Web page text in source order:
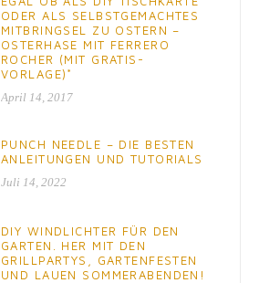
ODER ALS SELBSTGEMACHTES
MITBRINGSEL ZU OSTERN –
OSTERHASE MIT FERRERO
ROCHER (MIT GRATIS-
VORLAGE)*
April 14, 2017
PUNCH NEEDLE – DIE BESTEN
ANLEITUNGEN UND TUTORIALS
Juli 14, 2022
DIY WINDLICHTER FÜR DEN
GARTEN. HER MIT DEN
GRILLPARTYS, GARTENFESTEN
UND LAUEN SOMMERABENDEN!